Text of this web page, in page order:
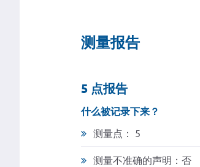
测量报告
5 点报告
什么被记录下来？
测量点： 5
测量不准确的声明：否